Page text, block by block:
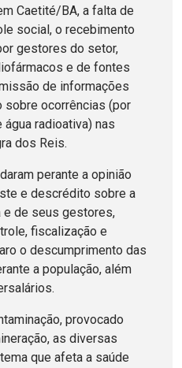
Caetité/BA, a falta de
social, o recebimento
gestores do setor,
e de fontes
de informações
sobre ocorrências (por
radioativa) nas
dos Reis.
perante a opinião
e descrédito sobre a
e de seus gestores,
fiscalização e
o descumprimento das
a população, além
provocado
as diversas
que afeta a saúde